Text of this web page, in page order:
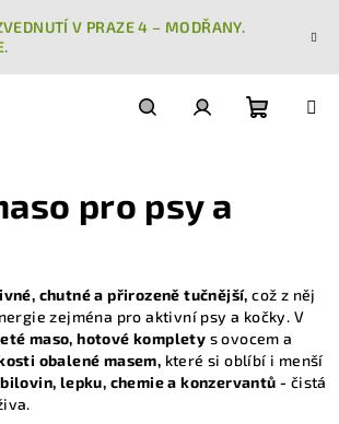
V PRAZE 4 – MODŘANY.
pro psy a
chutné a přirozeně tučnější,což z něj
zejména pro aktivní psy a kočky. V
maso, hotové komplety s ovocem a
obalené masem, které si oblíbí i menší
lepku, chemie a konzervantů - čistá